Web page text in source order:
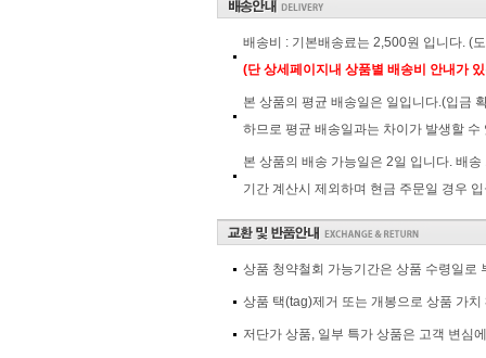
배송비 : 기본배송료는 2,500원 입니다. (
(단 상세페이지내 상품별 배송비 안내가
본 상품의 평균 배송일은 일입니다.(입금
하므로 평균 배송일과는 차이가 발생할 수
본 상품의 배송 가능일은 2일 입니다. 배
기간 계산시 제외하며 현금 주문일 경우
상품 청약철회 가능기간은 상품 수령일로
상품 택(tag)제거 또는 개봉으로 상품 가
저단가 상품, 일부 특가 상품은 고객 변심